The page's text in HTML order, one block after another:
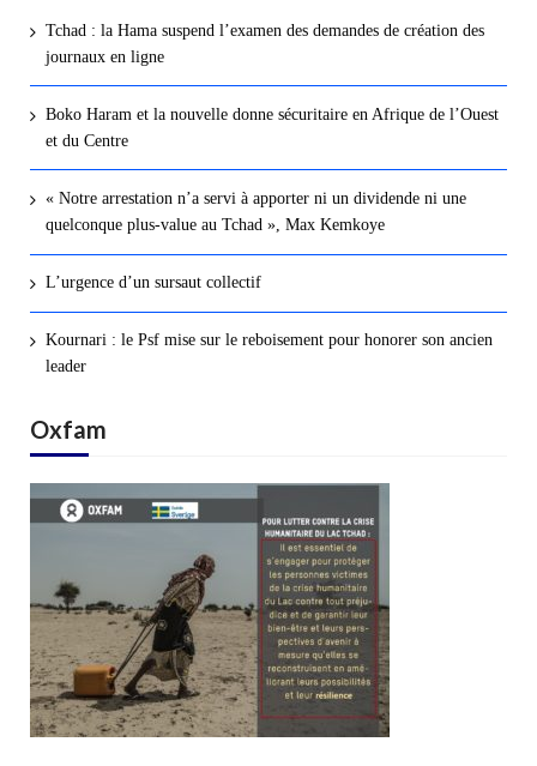
Tchad : la Hama suspend l’examen des demandes de création des
journaux en ligne
Boko Haram et la nouvelle donne sécuritaire en Afrique de l’Ouest
et du Centre
« Notre arrestation n’a servi à apporter ni un dividende ni une
quelconque plus-value au Tchad », Max Kemkoye
L’urgence d’un sursaut collectif
Kournari : le Psf mise sur le reboisement pour honorer son ancien
leader
Oxfam